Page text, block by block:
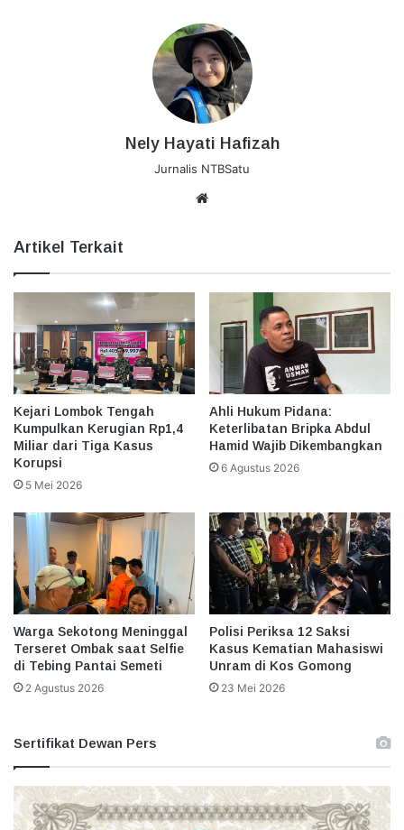
Nely Hayati Hafizah
Jurnalis NTBSatu
Artikel Terkait
Kejari Lombok Tengah
Kumpulkan Kerugian Rp1,4
Miliar dari Tiga Kasus
Korupsi
5 Mei 2026
Ahli Hukum Pidana:
Keterlibatan Bripka Abdul
Hamid Wajib Dikembangkan
6 Agustus 2026
Warga Sekotong Meninggal
Terseret Ombak saat Selfie
di Tebing Pantai Semeti
2 Agustus 2026
Polisi Periksa 12 Saksi
Kasus Kematian Mahasiswi
Unram di Kos Gomong
23 Mei 2026
Sertifikat Dewan Pers